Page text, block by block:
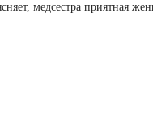
медсестра приятная